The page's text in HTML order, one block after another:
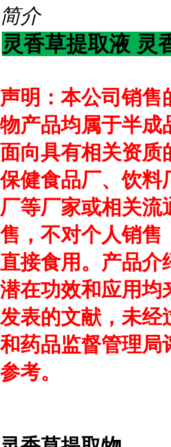
简介
灵香草提取液 灵
声明：本公司销售
物产品均属于半成
面向具有相关资质
保健食品厂、饮料
厂等厂家或相关流
售，不对个人销售
直接食用。产品介
潜在功效和应用均
发表的文献，未经
和药品监督管理局
参考。